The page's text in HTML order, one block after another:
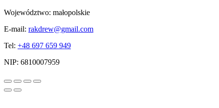
Województwo: małopolskie
E-mail: rakdrew@gmail.com
Tel: +48 697 659 949
NIP: 6810007959